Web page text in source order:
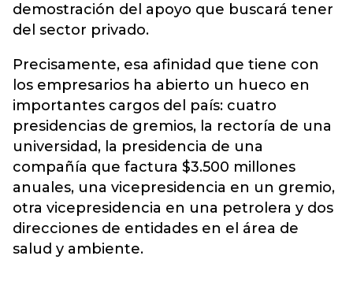
demostración del apoyo que buscará tener
del sector privado.
Precisamente, esa afinidad que tiene con
los empresarios ha abierto un hueco en
importantes cargos del país: cuatro
presidencias de gremios, la rectoría de una
universidad, la presidencia de una
compañía que factura $3.500 millones
anuales, una vicepresidencia en un gremio,
otra vicepresidencia en una petrolera y dos
direcciones de entidades en el área de
salud y ambiente.